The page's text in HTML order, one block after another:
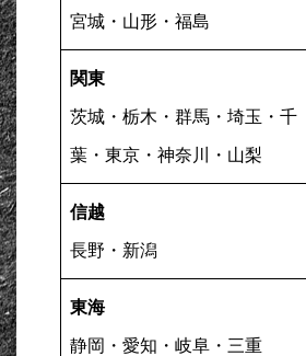
宮城・山形・福島
関東
茨城・栃木・群馬・埼玉・千
葉・東京・神奈川・山梨
信越
長野・新潟
東海
静岡・愛知・岐阜・三重